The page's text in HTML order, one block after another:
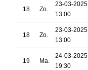
18 Zo.
23-03-2025
13:00
18 Zo.
23-03-2025
13:00
19 Ma.
24-03-2025
19:30